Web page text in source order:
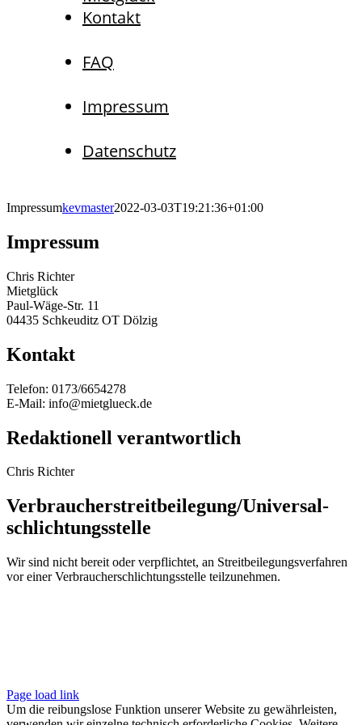
Kontakt
FAQ
Impressum
Datenschutz
Impressumkevmaster2022-03-03T19:21:36+01:00
Impressum
Chris Richter
Mietglück
Paul-Wäge-Str. 11
04435 Schkeuditz OT Dölzig
Kontakt
Telefon: 0173/6654278
E-Mail: info@mietglueck.de
Redaktionell verantwortlich
Chris Richter
Verbraucher­streit­beilegung/Universal­
schlichtungs­stelle
Wir sind nicht bereit oder verpflichtet, an Streitbeilegungsverfahren
vor einer Verbraucherschlichtungsstelle teilzunehmen.
Page load link
Um die reibungslose Funktion unserer Website zu gewährleisten,